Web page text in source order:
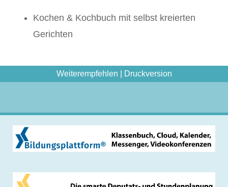
Kochen & Kochbuch mit selbst kreierten
Gerichten
Weiterempfehlen Druckversion